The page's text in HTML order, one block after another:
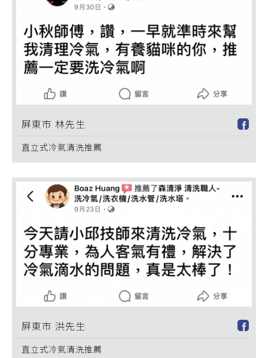
屏東市 林先生
直立式冷氣清洗推薦
屏東市 洪先生
直立式冷氣清洗推薦